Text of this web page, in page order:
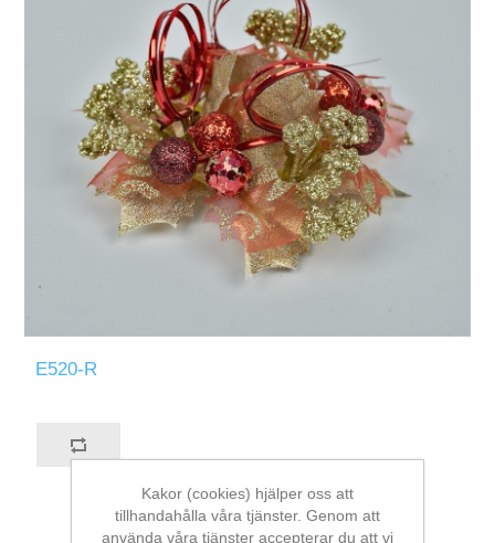
E520-R
Kakor (cookies) hjälper oss att
tillhandahålla våra tjänster. Genom att
använda våra tjänster accepterar du att vi